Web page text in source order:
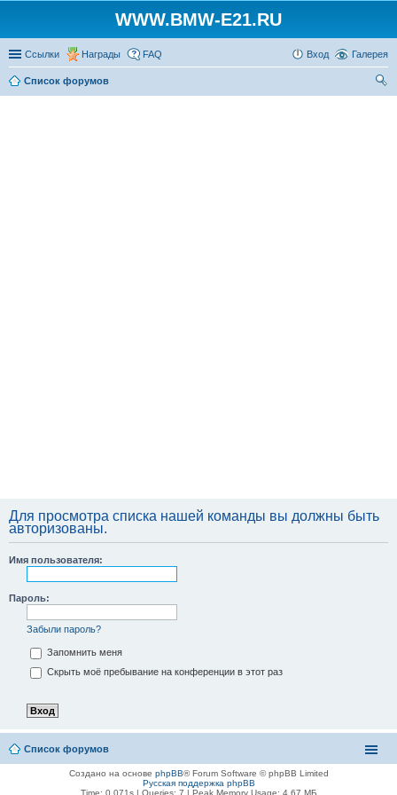
WWW.BMW-E21.RU
Ссылки Награды Галерея
FAQ Вход
Список форумов
Для просмотра списка нашей команды вы должны быть
авторизованы.
Имя пользователя:
Пароль:
Забыли пароль?
Запомнить меня
Скрыть моё пребывание на конференции в этот раз
Список форумов
Создано на основе phpBB® Forum Software © phpBB Limited
Русская поддержка phpBB
Time: 0.071s| Queries: 7 | Peak Memory Usage: 4.67 МБ